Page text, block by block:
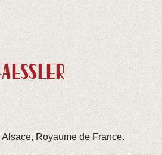
Royaume de France.